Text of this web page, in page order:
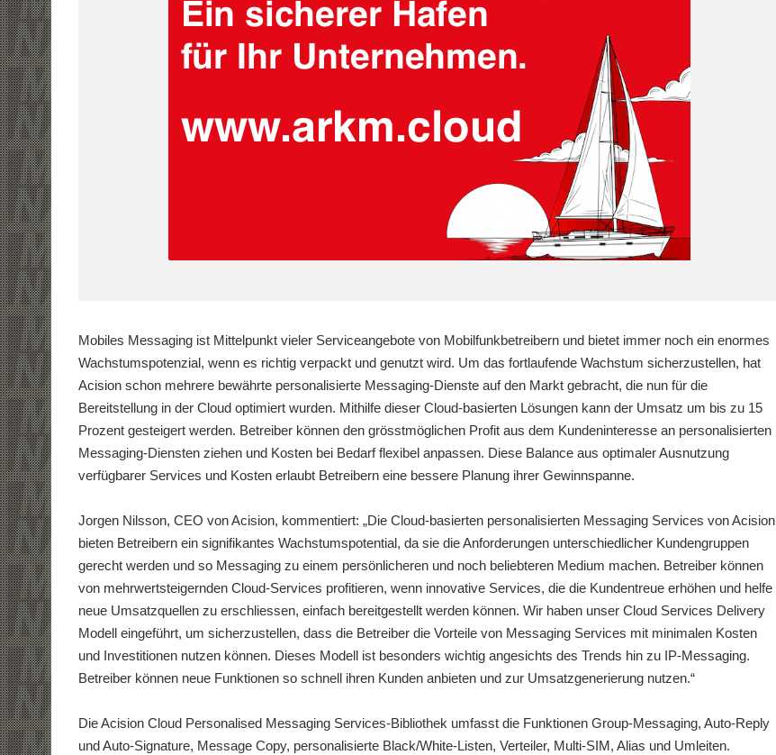
Mobiles Messaging ist Mittelpunkt vieler Serviceangebote von Mobilfunkbetreibern und bietet immer noch ein enormes
Wachstumspotenzial, wenn es richtig verpackt und genutzt wird. Um das fortlaufende Wachstum sicherzustellen, hat
Acision schon mehrere bewährte personalisierte Messaging-Dienste auf den Markt gebracht, die nun für die
Bereitstellung in der Cloud optimiert wurden. Mithilfe dieser Cloud-basierten Lösungen kann der Umsatz um bis zu 15
Prozent gesteigert werden. Betreiber können den grösstmöglichen Profit aus dem Kundeninteresse an personalisierten
Messaging-Diensten ziehen und Kosten bei Bedarf flexibel anpassen. Diese Balance aus optimaler Ausnutzung
verfügbarer Services und Kosten erlaubt Betreibern eine bessere Planung ihrer Gewinnspanne.
Jorgen Nilsson, CEO von Acision, kommentiert: „Die Cloud-basierten personalisierten Messaging Services von Acision
bieten Betreibern ein signifikantes Wachstumspotential, da sie die Anforderungen unterschiedlicher Kundengruppen
gerecht werden und so Messaging zu einem persönlicheren und noch beliebteren Medium machen. Betreiber können
von mehrwertsteigernden Cloud-Services profitieren, wenn innovative Services, die die Kundentreue erhöhen und helfe
neue Umsatzquellen zu erschliessen, einfach bereitgestellt werden können. Wir haben unser Cloud Services Delivery
Modell eingeführt, um sicherzustellen, dass die Betreiber die Vorteile von Messaging Services mit minimalen Kosten
und Investitionen nutzen können. Dieses Modell ist besonders wichtig angesichts des Trends hin zu IP-Messaging.
Betreiber können neue Funktionen so schnell ihren Kunden anbieten und zur Umsatzgenerierung nutzen.“
Die Acision Cloud Personalised Messaging Services-Bibliothek umfasst die Funktionen Group-Messaging, Auto-Reply
und Auto-Signature, Message Copy, personalisierte Black/White-Listen, Verteiler, Multi-SIM, Alias und Umleiten.